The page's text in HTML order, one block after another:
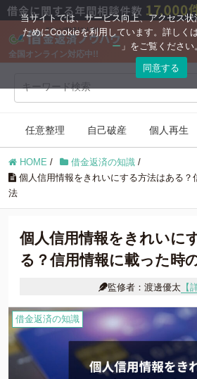
全国オンライン対応中!!
ブログコンテンツ
任意整理
時効の援用
借金返済の知識
任意整理 自己破産 個人再生
HOME / 借金返済の知識 /
個人信用情報をきれいにする方法はある？
法
個人信用情報をきれいに
る？信用情報に載った時
監修者：渡邊優太【
借金返済の知識
当サイトでは、サービス向上、アクセス
ためにCookieを利用しています。詳しく
ー 」をご覧ください。
同意する